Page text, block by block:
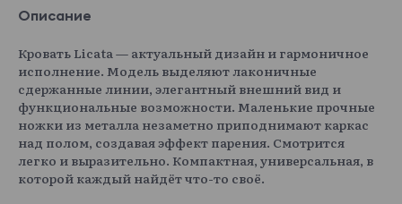
Описание
Кровать Licata — актуальный дизайн и гармоничное
исполнение. Модель выделяют лаконичные
сдержанные линии, элегантный внешний вид и
функциональные возможности. Маленькие прочные
ножки из металла незаметно приподнимают каркас
над полом, создавая эффект парения. Смотрится
легко и выразительно. Компактная, универсальная, в
которой каждый найдёт что-то своё.